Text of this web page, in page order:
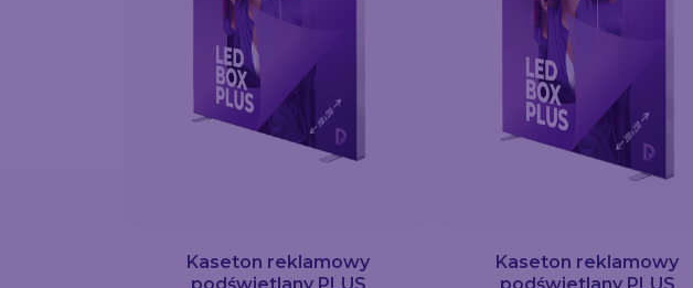
Kaseton reklamowy
Kaseton reklamowy